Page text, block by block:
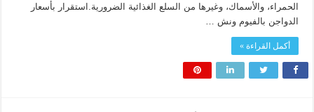
الحمراء، والأسماك، وغيرها من السلع الغذائية الضرورية.استقرار بأسعار
الدواجن بالفيوم ونش …
أكمل القراءة »